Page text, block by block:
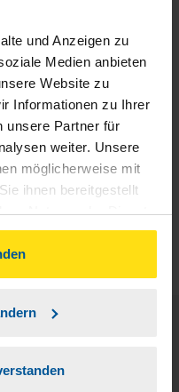
und Anzeigen zu
Medien anbieten
Website zu
Informationen zu Ihrer
unsere Partner für
weiter. Unsere
möglicherweise mit
ihnen bereitgestellt
Nutzung der Dienste
Einverstanden klicken,
Cookies, gemäß
zustimmen.
zu können, benötigen
Reihe von
beispielsweise die
Ihre
oder
und keinen der
wir Ihnen hier eine
Auszubildende und